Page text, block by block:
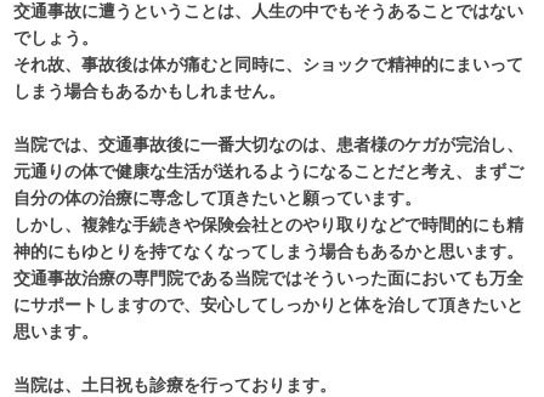
交通事故に遭うということは、人生の中でもそうあることではない
でしょう。
それ故、事故後は体が痛むと同時に、ショックで精神的にまいって
しまう場合もあるかもしれません。
当院では、交通事故後に一番大切なのは、患者様のケガが完治し、
元通りの体で健康な生活が送れるようになることだと考え、まずご
自分の体の治療に専念して頂きたいと願っています。
しかし、複雑な手続きや保険会社とのやり取りなどで時間的にも精
神的にもゆとりを持てなくなってしまう場合もあるかと思います。
交通事故治療の専門院である当院ではそういった面においても万全
にサポートしますので、安心してしっかりと体を治して頂きたいと
思います。
当院は、土日祝も診療を行っております。